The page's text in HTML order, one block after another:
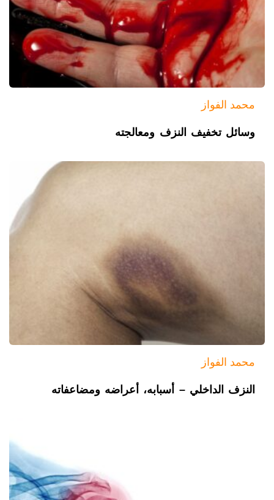
محمد الفواز
وسائل تخفيف النزف ومعالجته
محمد الفواز
النزف الداخلي – أسبابه، أعراضه ومضاعفاته